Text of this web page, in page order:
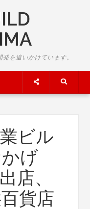
を追いかけています。
ビル
げ
店、
貨店